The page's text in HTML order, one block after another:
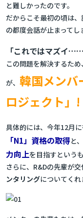
と難しかったのです。
だからこそ最初の頃は
の都度会話が止まって
「これではマズイ……
この問題を解決するた
が、 韓国メンバ
ロジェクト」!
具体的には、今年12月
「N1」資格の取得と
力向上を目指すというも
さらに、R&Dの先輩が
ンタリングについてくれ